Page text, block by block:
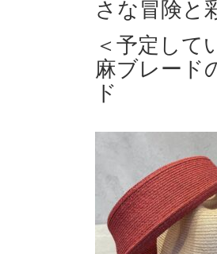
さな冒険と
＜予定して
麻ブレード
ド